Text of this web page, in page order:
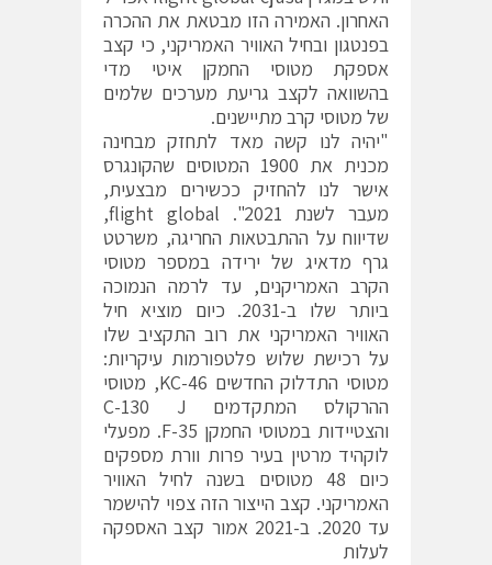
האחרון. האמירה הזו מבטאת את ההכרה
בפנטגון ובחיל האוויר האמריקני, כי קצב
אספקת מטוסי החמקן איטי מדי
בהשוואה לקצב גריעת מערכים שלמים
של מטוסי קרב מתיישנים.
"יהיה לנו קשה מאד לתחזק מבחינה
מכנית את 1900 המטוסים שהקונגרס
אישר לנו להחזיק ככשירים מבצעית,
מעבר לשנת 2021". flight global,
שדיווח על ההתבטאות החריגה, משרטט
גרף מדאיג של ירידה במספר מטוסי
הקרב האמריקנים, עד לרמה הנמוכה
ביותר שלו ב-2031. כיום מוציא חיל
האוויר האמריקני את רוב התקציב שלו
על רכישת שלוש פלטפורמות עיקריות:
מטוסי התדלוק החדשים KC-46, מטוסי
ההרקולס המתקדמים C-130 J
והצטיידות במטוסי החמקן F-35. מפעלי
לוקהיד מרטין בעיר פרות וורת מספקים
כיום 48 מטוסים בשנה לחיל האוויר
האמריקני. קצב הייצור הזה צפוי להישמר
עד 2020. ב-2021 אמור קצב האספקה
לעלות